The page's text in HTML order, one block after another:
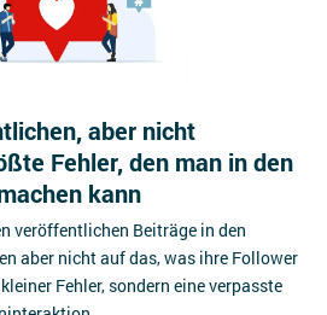
aber nicht
Fehler, den man in den
kann
veröffentlichen Beiträge in den
aber nicht auf das, was ihre Follower
Fehler, sondern eine verpasste